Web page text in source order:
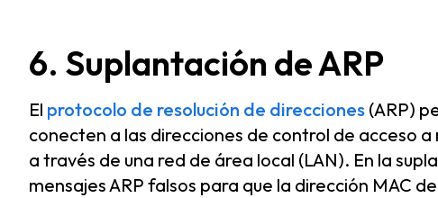
6. Suplantación de ARP
El protocolo de resolución de direcciones (ARP)
conecten a las direcciones de control de acceso
a través de una red de área local (LAN). En la
mensajes ARP falsos para que la dirección MAC